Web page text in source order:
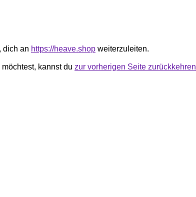
dich an https://heave.shop weiterzuleiten.
kannst du zur vorherigen Seite zurückkehren